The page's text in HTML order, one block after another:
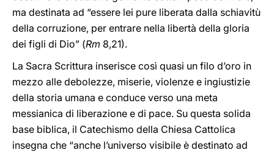
ma destinata ad “essere lei pure liberata dalla schiavitù
della corruzione, per entrare nella libertà della gloria
dei figli di Dio” (Rm 8,21).
La Sacra Scrittura inserisce così quasi un filo d’oro in
mezzo alle debolezze, miserie, violenze e ingiustizie
della storia umana e conduce verso una meta
messianica di liberazione e di pace. Su questa solida
base biblica, il Catechismo della Chiesa Cattolica
insegna che “anche l’universo visibile è destinato ad